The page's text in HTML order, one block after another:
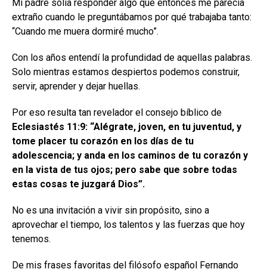
Mi padre solía responder algo que entonces me parecía
extraño cuando le preguntábamos por qué trabajaba tanto:
“Cuando me muera dormiré mucho”.
Con los años entendí la profundidad de aquellas palabras.
Solo mientras estamos despiertos podemos construir,
servir, aprender y dejar huellas.
Por eso resulta tan revelador el consejo bíblico de
Eclesiastés 11:9: “Alégrate, joven, en tu juventud, y
tome placer tu corazón en los días de tu
adolescencia; y anda en los caminos de tu corazón y
en la vista de tus ojos; pero sabe que sobre todas
estas cosas te juzgará Dios”.
No es una invitación a vivir sin propósito, sino a
aprovechar el tiempo, los talentos y las fuerzas que hoy
tenemos.
De mis frases favoritas del filósofo español Fernando